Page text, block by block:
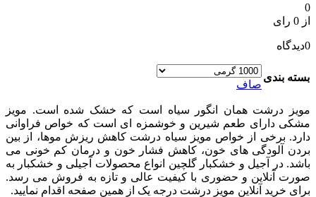
0
از 0 رای
0دیدگاه
بسته بندی
صاف
مویز درشت همان انگور سیاه است که خشک شده است. مویز
مشکی دارای طعم شیرین و خوشمزه ای است که خواص فراوانی
دارد. برخی از خواص مویز سیاه درشت کاهش ریزش موها، از بین
بردن آلودگی های خون، کاهش فشار خون و درمان کم خونی می
باشد. در آجیل و خشکبار گلچین انواع محصولات آجیلی و خشکبار به
صورت آنلاین و حضوری با کیفیت عالی و تازه به فروش می رسد.
برای خرید آنلاین مویز درشت درجه یک از همین صفحه اقدام نمایید.